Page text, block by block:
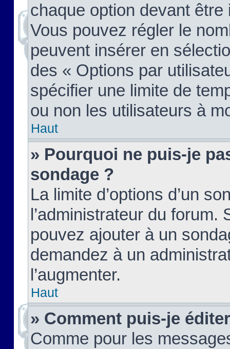
chaque option devant
Vous pouvez régler le
peuvent insérer en
des « Options par
spécifier une limite de
ou non les utilisateurs à
Haut
» Pourquoi ne puis-je
sondage ?
La limite d’options d’un
l’administrateur du forum.
pouvez ajouter à un
demandez à un
l’augmenter.
Haut
» Comment puis-je
Comme pour les